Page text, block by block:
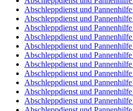
Abschleppdienst und
Abschleppdienst und
Abschleppdienst und
Abschleppdienst und
Abschleppdienst und
Abschleppdienst und
Abschleppdienst und
Abschleppdienst und
Abschleppdienst und
Abschleppdienst und
Abschleppdienst und